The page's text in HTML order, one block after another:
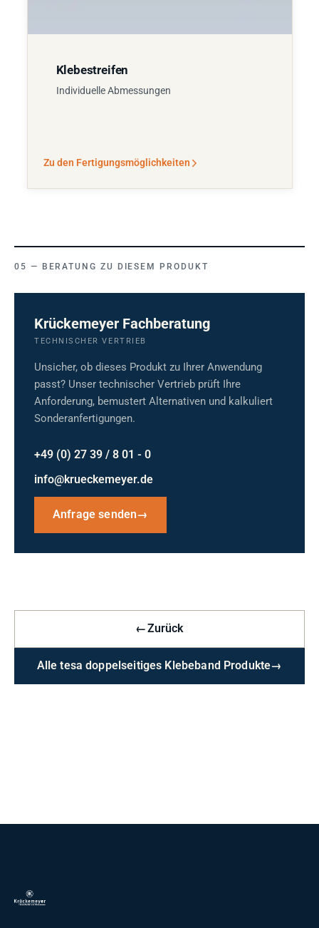
Klebestreifen
Individuelle Abmessungen
Zu den Fertigungsmöglichkeiten
BERATUNG ZU DIESEM PRODUKT
Krückemeyer Fachberatung
TECHNISCHER VERTRIEB
Unsicher, ob dieses Produkt zu Ihrer Anwendung
passt? Unser technischer Vertrieb prüft Ihre
Anforderung, bemustert Alternativen und kalkuliert
Sonderanfertigungen.
+49 (0) 27 39 / 8 01 - 0
info@krueckemeyer.de
Anfrage senden→
←Zurück
Alle tesa doppelseitiges Klebeband Produkte→